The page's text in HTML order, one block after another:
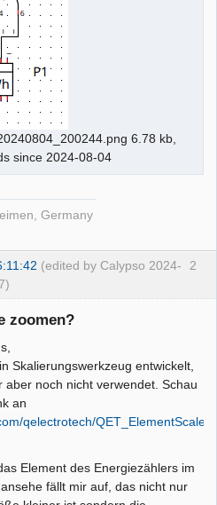
6.78 kb,
since 2024-08-04
Germany
2
(edited by Calypso 2024-
zoomen?
Skalierungswerkzeug entwickelt,
aber noch nicht verwendet. Schau
an
qelectrotech/QET_ElementScaler-
Element des Energiezählers im
fällt mir auf, das nicht nur